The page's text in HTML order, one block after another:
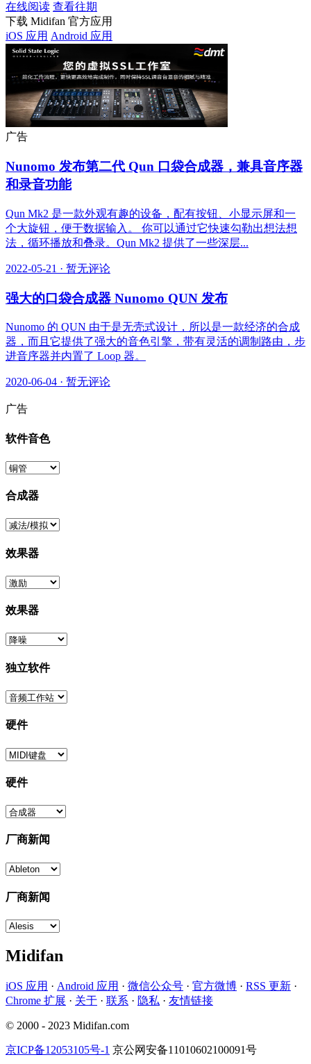
在线阅读 查看往期
下载 Midifan 官方应用
iOS 应用 Android 应用
广告
Nunomo 发布第二代 Qun 口袋合成器，兼具音序器
和录音功能
Qun Mk2 是一款外观有趣的设备，配有按钮、小显示屏和一
个大旋钮，便于数据输入。 你可以通过它快速勾勒出想法想
法，循环播放和叠录。Qun Mk2 提供了一些深层...
2022-05-21 · 暂无评论
强大的口袋合成器 Nunomo QUN 发布
Nunomo 的 QUN 由于是无壳式设计，所以是一款经济的合成
器，而且它提供了强大的音色引擎，带有灵活的调制路由，步
进音序器并内置了 Loop 器。
2020-06-04 · 暂无评论
广告
软件音色
合成器
效果器
效果器
独立软件
硬件
硬件
厂商新闻
厂商新闻
Midifan
iOS 应用 · Android 应用 · 微信公众号 · 官方微博 · RSS 更新 ·
Chrome 扩展 · 关于 · 联系 · 隐私 · 友情链接
© 2000 - 2023 Midifan.com
京ICP备12053105号-1 京公网安备11010602100091号